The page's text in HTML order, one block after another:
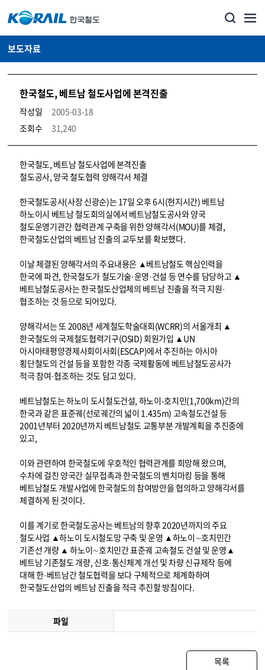
보도자료
한국철도, 베트남 철도사업에 본격진출
작성일
2005-03-18
조회수
31,240
뉴스·홍보_보도자료 상세보기 – 내용, 파일, 담당자 연락처로 구성
한국철도, 베트남 철도사업에 본격진출
철도공사, 양국 철도협력 양해각서 체결
한국철도공사(사장 신광순)는 17일 오후 6시(현지시간) 베트남
하노이시 베트남 철도회의실에서 베트남철도공사와 양국
철도운영기관간 협력관계 구축을 위한 양해각서(MOU)를 체결,
한국철도산업의 베트남 진출의 교두보를 확보했다.
이날 체결된 양해각서의 주요내용은 ▲베트남철도 핵심인력을
한국에 파견, 한국철도가 철도기술·운영·건설 등 연수를 담당하고 ▲
베트남철도공사는 한국철도산업체의 베트남 진출을 적극 지원·
협조하는 것 등으로 되어있다.
양해각서는 또 2008년 세계철도학술대회(WCRR)의 서울개최 ▲
한국철도의 국제철도협력기구(OSID) 회원가입 ▲UN
아시아태평양경제사회이사회(ESCAP)에서 추진하는 아시아
횡단철도의 건설 등을 포함한 각종 국제활동에 베트남철도공사가
적극 참여·협조하는 것도 담고 있다.
베트남철도는 하노이 도시철도건설, 하노이-호치민(1,700km)간의
한국과 같은 표준궤(선로궤간의 넓이 1.435m) 고속철도건설 등
2001년부터 2020년까지 베트남철도 교통부분 개발계획을 추진중에
있고,
이와 관련하여 한국철도에 우호적인 협력관계를 희망해 왔으며,
수차에 걸친 양국간 실무접촉과 한국철도의 벤치마킹 등을 통해
베트남철도 개발사업에 한국철도의 참여방안을 협의하고 양해각서를
체결하게 된 것이다.
이를 계기로 한국철도공사는 베트남의 향후 2020년까지의 주요
철도사업 ▲하노이 도시철도망 구축 및 운영 ▲하노이∼호치민간
기존선 개량 ▲ 하노이∼호치민간 표준궤 고속철도 건설 및 운영▲
베트남 기존철도 개량, 신호·통신체계 개선 및 차량 신규제작 등에
대해 한·베트남간 철도협력을 보다 구체적으로 체계화하여
한국철도산업의 베트남 진출을 적극 추진할 방침이다.
파일
목록